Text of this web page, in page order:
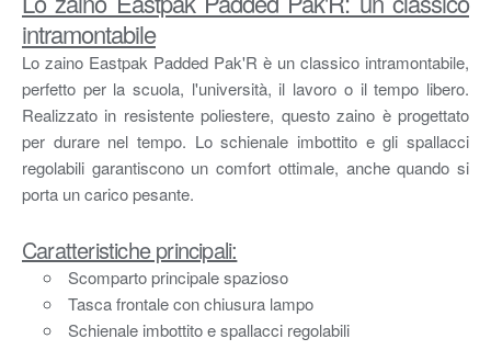
intramontabile
Lo zaino Eastpak Padded Pak'R è un classico intramontabile,
perfetto per la scuola, l'università, il lavoro o il tempo libero.
Realizzato in resistente poliestere, questo zaino è progettato
per durare nel tempo. Lo schienale imbottito e gli spallacci
regolabili garantiscono un comfort ottimale, anche quando si
porta un carico pesante.
Caratteristiche principali:
Scomparto principale spazioso
Tasca frontale con chiusura lampo
Schienale imbottito e spallacci regolabili